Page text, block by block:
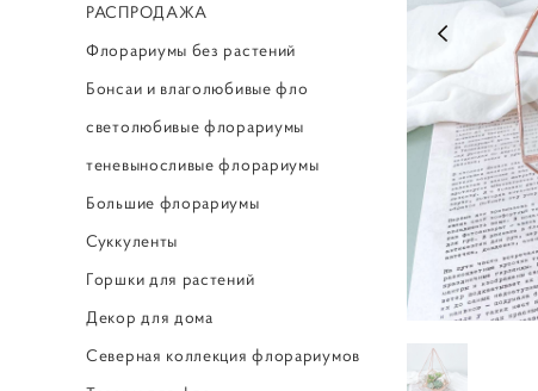
РАСПРОДАЖА
Флорариумы без растений
Бонсаи и влаголюбивые фло
светолюбивые флорариумы
теневыносливые флорариумы
Большие флорариумы
Суккуленты
Горшки для растений
Декор для дома
Северная коллекция флорариумов